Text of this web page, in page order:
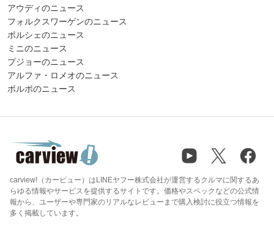
アウディのニュース
フォルクスワーゲンのニュース
ポルシェのニュース
ミニのニュース
プジョーのニュース
アルファ・ロメオのニュース
ボルボのニュース
carview!（カービュー）はLINEヤフー株式会社が運営するクルマに関するあ
らゆる情報やサービスを提供するサイトです。価格やスペックなどの公式情
報から、ユーザーや専門家のリアルなレビューまで購入検討に役立つ情報を
多く掲載しています。